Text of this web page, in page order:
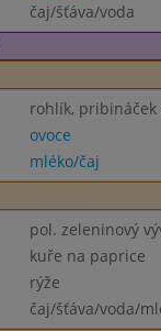
čaj/šťáva/voda
rohlík, pribináček
ovoce
mléko/čaj
pol. zeleninový
kuře na paprice
rýže
čaj/šťáva/voda/